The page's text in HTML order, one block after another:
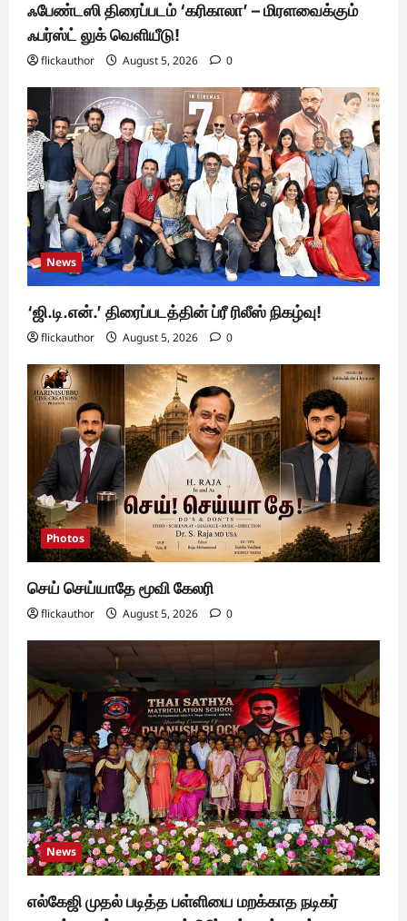
ஃபேண்டஸி திரைப்படம் ‘கரிகாலா’ – மிரளவைக்கும்
ஃபர்ஸ்ட் லுக் வெளியீடு!
flickauthor August 5, 2026 0
News
‘ஜி.டி.என்.’ திரைப்படத்தின் ப்ரீ ரிலீஸ் நிகழ்வு!
flickauthor August 5, 2026 0
Photos
செய் செய்யாதே மூவி கேலரி
flickauthor August 5, 2026 0
News
எல்கேஜி முதல் படித்த பள்ளியை மறக்காத நடிகர்